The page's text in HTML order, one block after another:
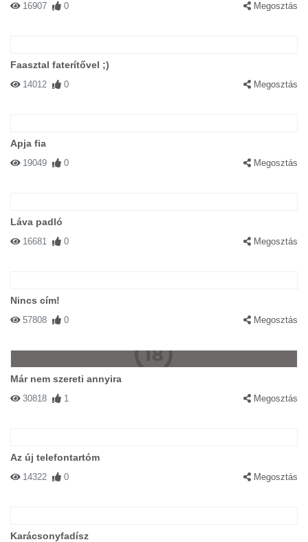
16907 0 Megosztás
Faasztal faterítővel ;)
14012 0 Megosztás
Apja fia
19049 0 Megosztás
Láva padló
16681 0 Megosztás
Nincs cím!
57808 0 Megosztás
Már nem szereti annyira
30818 1 Megosztás
Az új telefontartóm
14322 0 Megosztás
Karácsonyfadísz